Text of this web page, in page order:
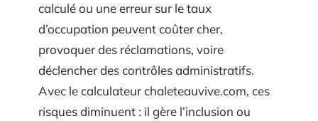
calculé ou une erreur sur le taux
d’occupation peuvent coûter cher,
provoquer des réclamations, voire
déclencher des contrôles administratifs.
Avec le calculateur chaleteauvive.com, ces
risques diminuent : il gère l’inclusion ou